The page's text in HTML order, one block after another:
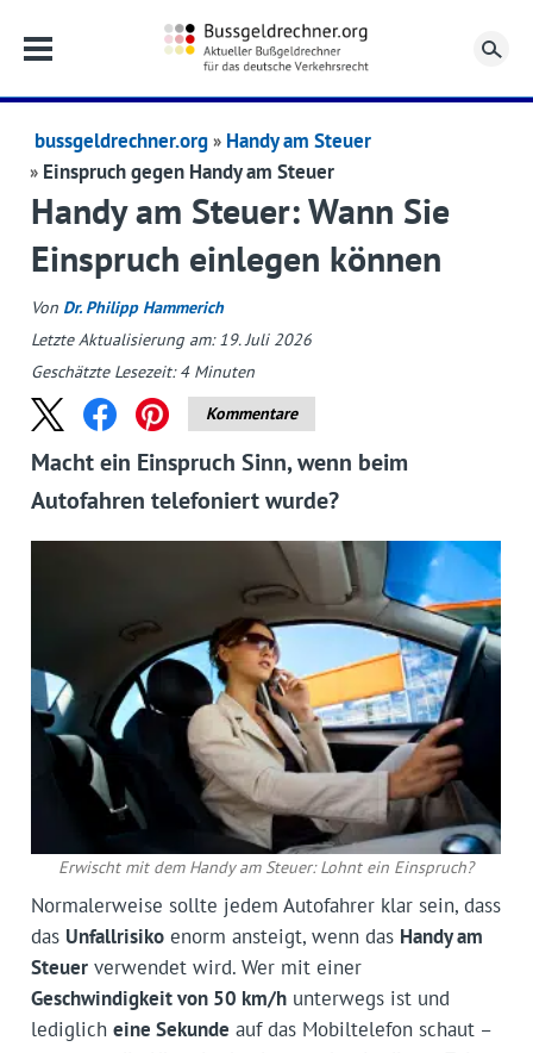
bussgeldrechner.org
Handy am Steuer
Einspruch gegen Handy am Steuer
Handy am Steuer: Wann Sie
Einspruch einlegen können
Von Dr. Philipp Hammerich
Letzte Aktualisierung am: 19. Juli 2026
Geschätzte Lesezeit:4 Minuten
Kommentare
Macht ein Einspruch Sinn, wenn beim
Autofahren telefoniert wurde?
Erwischt mit dem Handy am Steuer: Lohnt ein Einspruch?
Normalerweise sollte jedem Autofahrer klar sein, dass
das Unfallrisikoenorm ansteigt, wenn das Handy am
Steuerverwendet wird. Wer mit einer
Geschwindigkeit von 50 km/hunterwegs ist und
lediglich eine Sekunde auf das Mobiltelefon schaut –